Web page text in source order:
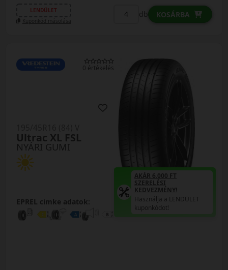
LENDÜLET
Kuponkód másolása
db KOSÁRBA
0 értékelés
NYÁRI GUMI
Ultrac XL FSL
EPREL cimke adatok:
AKÁR 6.000 FT
SZERELÉSI
KEDVEZMÉNY!
Használja a LENDÜLET
kuponkódot!